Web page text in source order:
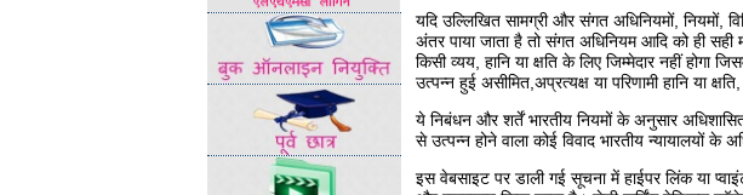
यदि उल्‍लिखित सामग्री और संगत अधिनियमों, नियमों,
अंतर पाया जाता है तो संगत अधिनियम आदि को ही सही
किसी व्‍यय, हानि या क्षति के लिए जिम्‍मेदार नहीं
उत्‍पन्‍न हुई असीमित,अप्रत्यक्ष या परिणामी हानि या
ये निबंधन और शर्तें भारतीय नियमों के अनुसार
से उत्‍पन्‍न होने वाला कोई विवाद भारतीय न्‍यायालयों के
इस वेबसाइट पर डाली गई सूचना में हाईपर लिंक या